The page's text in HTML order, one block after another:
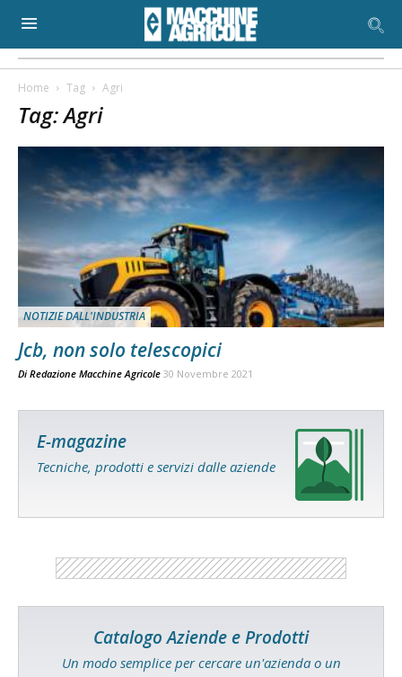
Home Tag Agri
Tag: Agri
NOTIZIE DALL'INDUSTRIA
Jcb, non solo telescopici
Di Redazione Macchine Agricole 30 Novembre 2021
E-magazine
Tecniche, prodotti e servizi dalle aziende
Catalogo Aziende e Prodotti
Un modo semplice per cercare un'azienda o un